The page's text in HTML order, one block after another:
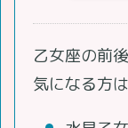
乙女座の前
気になる方